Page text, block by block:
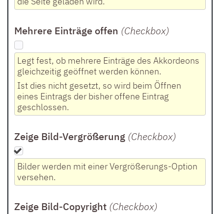
Mehrere Einträge offen (Checkbox)
Legt fest, ob mehrere Einträge des Akkordeons
gleichzeitig geöffnet werden können.
Ist dies nicht gesetzt, so wird beim Öffnen
eines Eintrags der bisher offene Eintrag
geschlossen.
Zeige Bild-Vergrößerung (Checkbox)
Bilder werden mit einer Vergrößerungs-Option
versehen.
Zeige Bild-Copyright (Checkbox)